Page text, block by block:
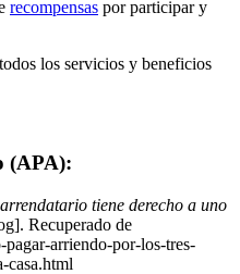
recompensas por participar y
los servicios y beneficios
(APA):
tiene derecho a uno
Recuperado de
arriendo-por-los-tres-
casa.html